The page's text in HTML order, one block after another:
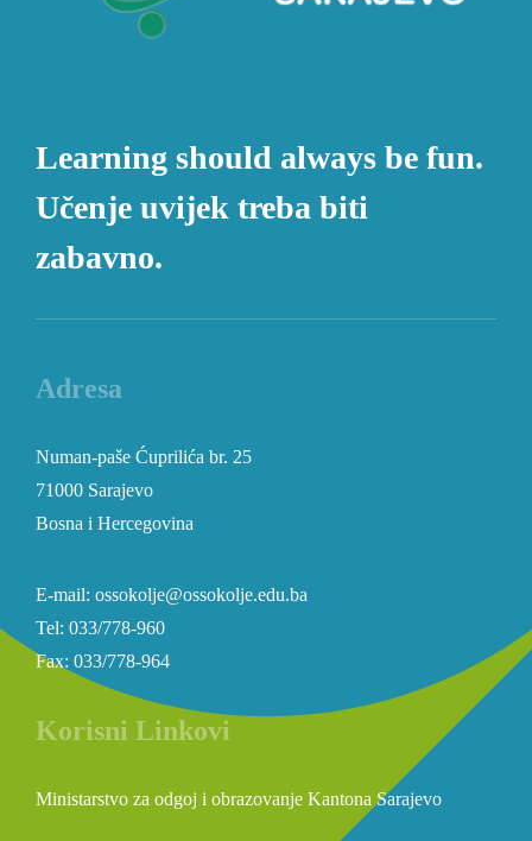
Learning should always be fun.
Učenje uvijek treba biti
zabavno.
Adresa
Numan-paše Ćuprilića br. 25
71000 Sarajevo
Bosna i Hercegovina
E-mail: ossokolje@ossokolje.edu.ba
Tel: 033/778-960
Fax: 033/778-964
Korisni Linkovi
Ministarstvo za odgoj i obrazovanje Kantona Sarajevo